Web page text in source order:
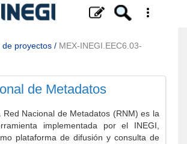
de proyectos / MEX-INEGI.EEC6.03-
de Metadatos
Red Nacional de Metadatos (RNM) es la
implementada por el INEGI,
plataforma de difusión y consulta de